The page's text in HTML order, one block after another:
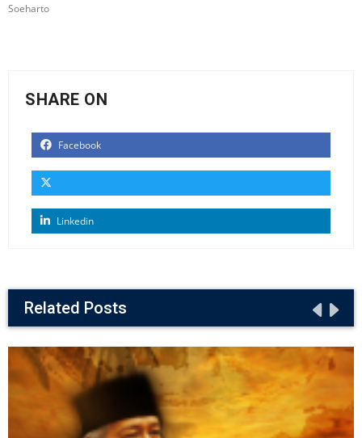
Soeharto
SHARE ON
Facebook
Linkedin
Related Posts